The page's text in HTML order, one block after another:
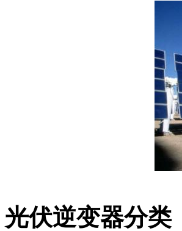
光伏逆变器分类